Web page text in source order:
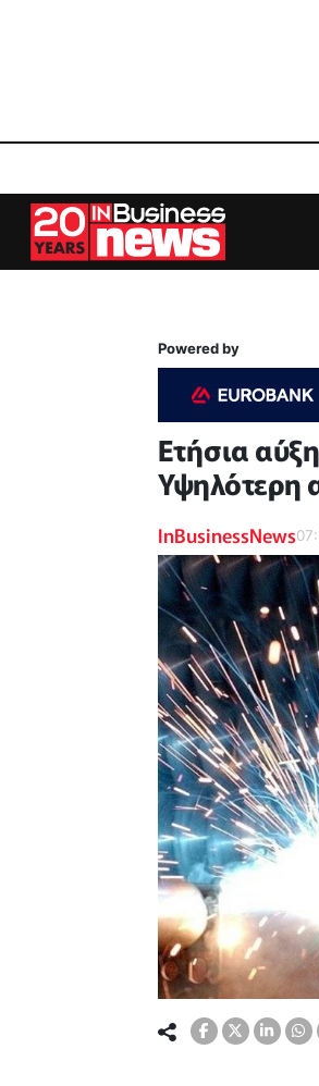
Powered by
Ετήσια
Υψηλότερη
InBusinessNews